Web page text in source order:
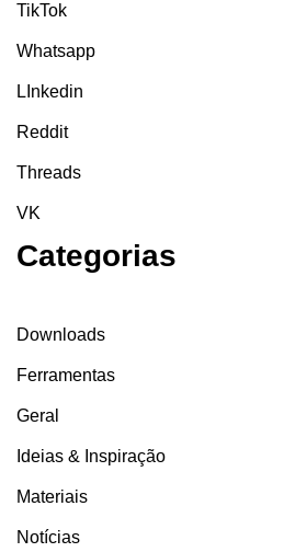
TikTok
Whatsapp
LInkedin
Reddit
Threads
VK
Categorias
Downloads
Ferramentas
Geral
Ideias & Inspiração
Materiais
Notícias